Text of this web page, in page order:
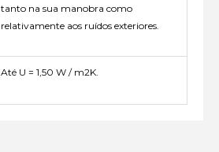
tanto na sua manobra como
relativamente aos ruídos exteriores.
Até U = 1,50 W / m2K.